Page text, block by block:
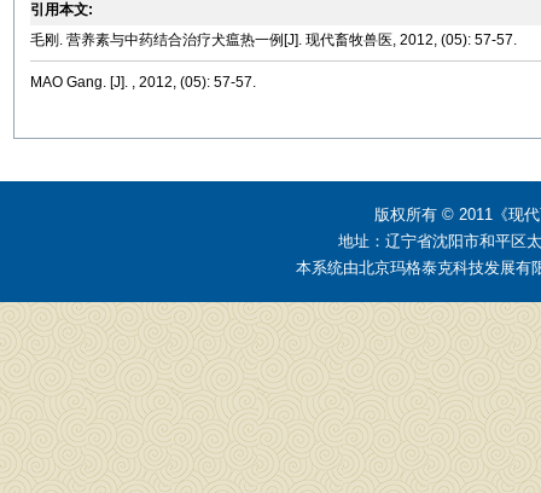
引用本文:
毛刚. 营养素与中药结合治疗犬瘟热一例[J]. 现代畜牧兽医, 2012, (05): 57-57.
MAO Gang. [J]. , 2012, (05): 57-57.
版权所有 © 2011《现
地址：辽宁省沈阳市和平区
本系统由北京玛格泰克科技发展有